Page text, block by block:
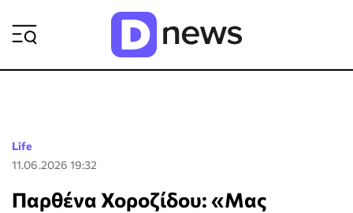
Life
11.06.2026 19:32
Παρθένα Χοροζίδου: «Μας